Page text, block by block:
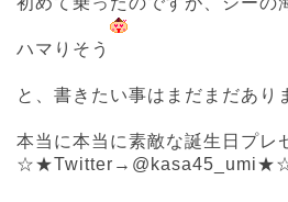
ハマりそう
と、書きたい事はまだまだあり
本当に本当に素敵な誕生日プレ